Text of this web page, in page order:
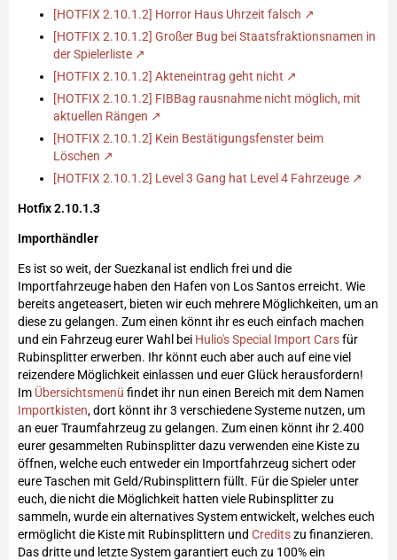
[HOTFIX 2.10.1.2] Horror Haus Uhrzeit falsch
[HOTFIX 2.10.1.2] Großer Bug bei Staatsfraktionsnamen in
der Spielerliste
[HOTFIX 2.10.1.2] Akteneintrag geht nicht
[HOTFIX 2.10.1.2] FIBBag rausnahme nicht möglich, mit
aktuellen Rängen
[HOTFIX 2.10.1.2] Kein Bestätigungsfenster beim
Löschen
[HOTFIX 2.10.1.2] Level 3 Gang hat Level 4 Fahrzeuge
Hotfix 2.10.1.3
Importhändler
Es ist so weit, der Suezkanal ist endlich frei und die
Importfahrzeuge haben den Hafen von Los Santos erreicht. Wie
bereits angeteasert, bieten wir euch mehrere Möglichkeiten, um an
diese zu gelangen. Zum einen könnt ihr es euch einfach machen
und ein Fahrzeug eurer Wahl bei Hulio's Special Import Carsfür
Rubinsplitter erwerben. Ihr könnt euch aber auch auf eine viel
reizendere Möglichkeit einlassen und euer Glück herausfordern!
Im Übersichtsmenü findet ihr nun einen Bereich mit dem Namen
Importkisten, dort könnt ihr 3 verschiedene Systeme nutzen, um
an euer Traumfahrzeug zu gelangen. Zum einen könnt ihr 2.400
eurer gesammelten Rubinsplitter dazu verwenden eine Kiste zu
öffnen, welche euch entweder ein Importfahrzeug sichert oder
eure Taschen mit Geld/Rubinsplittern füllt. Für die Spieler unter
euch, die nicht die Möglichkeit hatten viele Rubinsplitter zu
sammeln, wurde ein alternatives System entwickelt, welches euch
ermöglicht die Kiste mit Rubinsplittern und Creditszu finanzieren.
Das dritte und letzte System garantiert euch zu 100% ein